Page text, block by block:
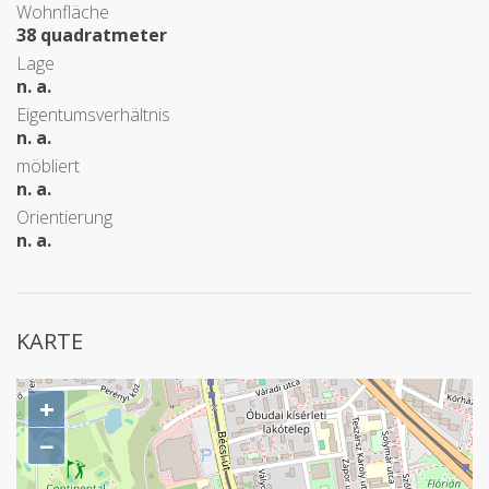
Wohnfläche
38 quadratmeter
Lage
n. a.
Eigentumsverhältnis
n. a.
möbliert
n. a.
Orientierung
n. a.
KARTE
+
−